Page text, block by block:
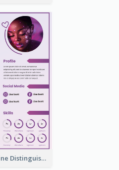
Purple Timeline Distinguished Resume